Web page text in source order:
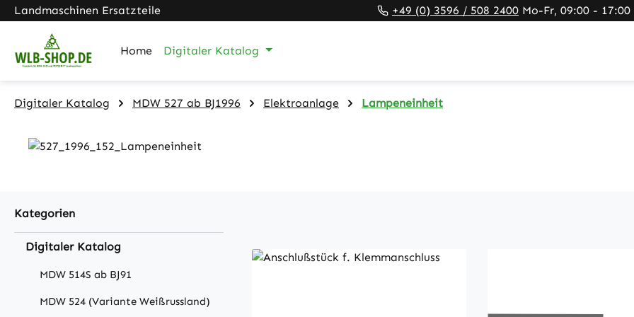
Hauptinhalt springen
Zur Suche springen
Zur Hauptnavigation springen
Landmaschinen Ersatzteile +49 (0) 3596 / 508 2400 Mo-Fr, 09:00 - 17:00
Home Digitaler Katalog
Digitaler Katalog MDW 527 ab BJ1996 Elektroanlage Lampeneinheit
Kategorien
Digitaler Katalog
MDW 514S ab BJ91
MDW 524 (Variante Weißrussland)